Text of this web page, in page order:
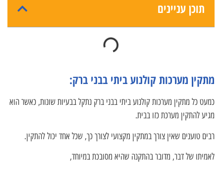
תוכן עניינים
מתקין מערכות קולנוע ביתי בבני ברק:
כמעט כל מתקין מערכות קולנוע ביתי בבני ברק נתקל בבעיות שונות, כאשר הוא
מגיע להתקין מערכת כזו בבית.
רבים טוענים שאין צורך במתקין מקצועי לצורך כך, שכל אחד יכול להתקין.
לאמיתו של דבר, מדובר בהתקנה שהיא מסובכת במיוחד,